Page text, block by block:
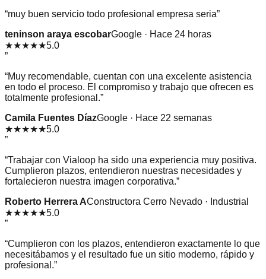
“muy buen servicio todo profesional empresa seria”
teninson araya escobarGoogle · Hace 24 horas
★★★★★5.0
”
“Muy recomendable, cuentan con una excelente asistencia
en todo el proceso. El compromiso y trabajo que ofrecen es
totalmente profesional.”
Camila Fuentes DíazGoogle · Hace 22 semanas
★★★★★5.0
”
“Trabajar con Vialoop ha sido una experiencia muy positiva.
Cumplieron plazos, entendieron nuestras necesidades y
fortalecieron nuestra imagen corporativa.”
Roberto Herrera AConstructora Cerro Nevado · Industrial
★★★★★5.0
”
“Cumplieron con los plazos, entendieron exactamente lo que
necesitábamos y el resultado fue un sitio moderno, rápido y
profesional.”